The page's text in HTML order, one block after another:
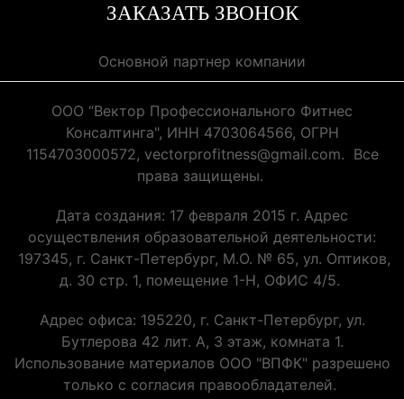
ЗАКАЗАТЬ ЗВОНОК
Основной партнер компании
ООО “Вектор Профессионального Фитнес
Консалтинга", ИНН 4703064566, ОГРН
1154703000572, vectorprofitness@gmail.com. Все
права защищены.
Дата создания: 17 февраля 2015 г. Адрес
осуществления образовательной деятельности:
197345, г. Санкт-Петербург, М.О. № 65, ул. Оптиков,
д. 30 стр. 1, помещение 1-Н, ОФИС 4/5.
Адрес офиса: 195220, г. Санкт-Петербург, ул.
Бутлерова 42 лит. А, 3 этаж, комната 1.
Использование материалов ООО "ВПФК" разрешено
только с согласия правообладателей.